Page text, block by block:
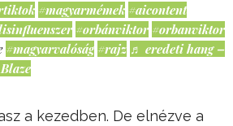
#magyarmémek #aicontent
#orbánviktor #orbanviktor
#magyarvalóság #rajz ♬ eredeti hang –
a kezedben. De elnézve a